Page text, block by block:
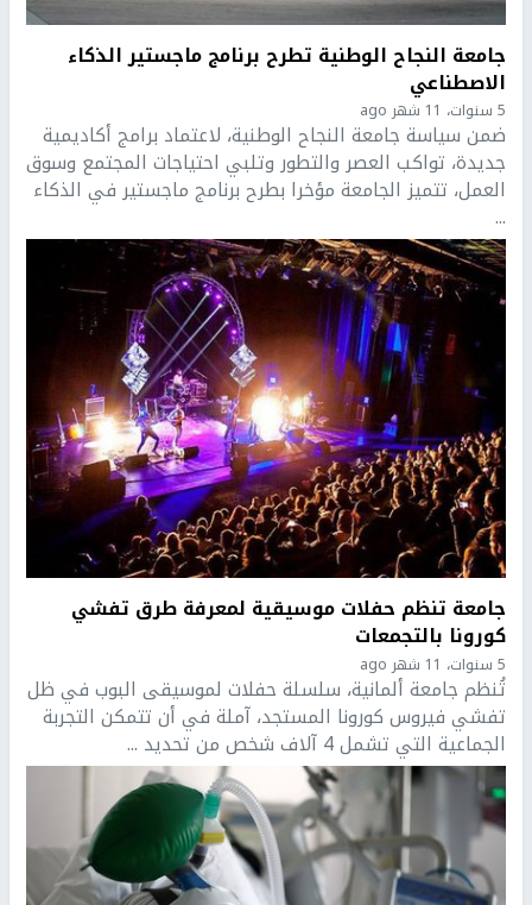
جامعة النجاح الوطنية تطرح برنامج ماجستير الذكاء
الاصطناعي
5 سنوات، 11 شهر ago
ضمن سياسة جامعة النجاح الوطنية، لاعتماد برامج أكاديمية
جديدة، تواكب العصر والتطور وتلبي احتياجات المجتمع وسوق
العمل، تتميز الجامعة مؤخرا بطرح برنامج ماجستير في الذكاء
...
جامعة تنظم حفلات موسيقية لمعرفة طرق تفشي
كورونا بالتجمعات
5 سنوات، 11 شهر ago
تُنظم جامعة ألمانية، سلسلة حفلات لموسيقى البوب في ظل
تفشي فيروس كورونا المستجد، آملة في أن تتمكن التجربة
الجماعية التي تشمل 4 آلاف شخص من تحديد ...